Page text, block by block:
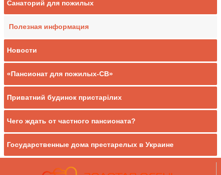
Санаторий для пожилых
Полезная информация
Новости
«Пансионат для пожилых-СВ»
Приватний будинок пристарілих
Чего ждать от частного пансионата?
Государственные дома престарелых в Украине